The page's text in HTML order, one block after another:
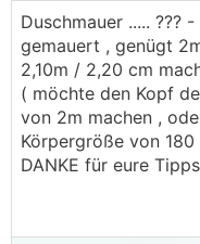
Duschmauer ..... ???
gemauert , genügt
2,10m / 2,20 cm
( möchte den Kopf
von 2m machen ,
Körpergröße von 180
DANKE für eure